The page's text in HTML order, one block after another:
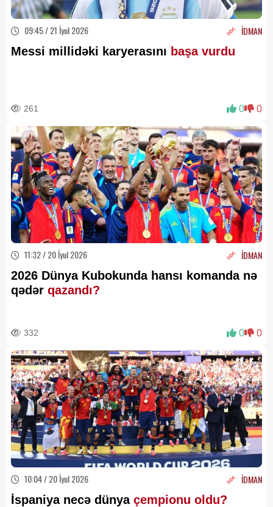
09:45 / 21 İyul 2026 İDMAN
Messi millidəki karyerasını başa vurdu
261 0 0
11:32 / 20 İyul 2026 İDMAN
2026 Dünya Kubokunda hansı komanda nə
qədər qazandı?
332 0 0
10:04 / 20 İyul 2026 İDMAN
İspaniya necə dünya çempionu oldu?